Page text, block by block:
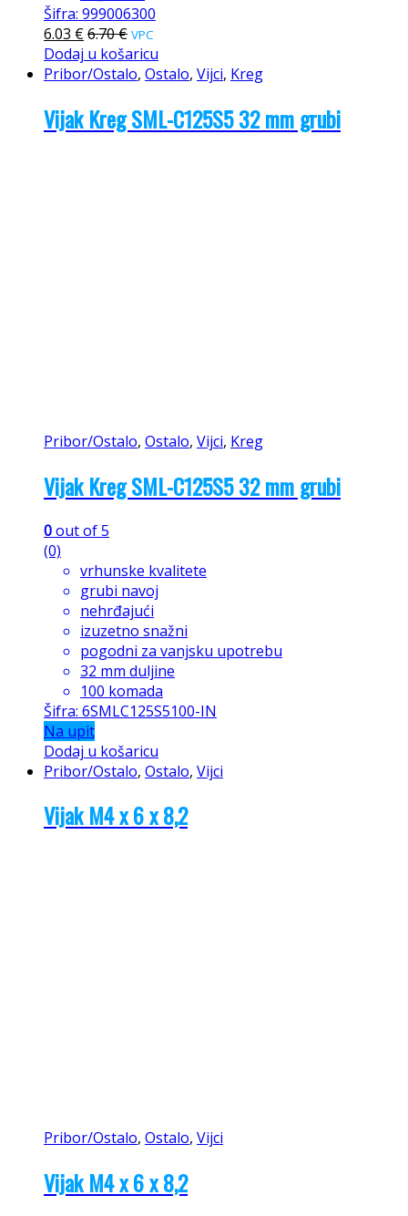
Šifra: 999006300
6.03 €6.70€ VPC
Dodaj u košaricu
Pribor/Ostalo, Ostalo, Vijci, Kreg
Vijak Kreg SML-C125S5 32 mm grubi
Pribor/Ostalo, Ostalo, Vijci, Kreg
Vijak Kreg SML-C125S5 32 mm grubi
0out of 5
(0)
vrhunske kvalitete
grubi navoj
nehrđajući
izuzetno snažni
pogodni za vanjsku upotrebu
32 mm duljine
100 komada
Šifra: 6SMLC125S5100-IN
Na upit
Dodaj u košaricu
Pribor/Ostalo, Ostalo, Vijci
Vijak M4 x 6 x 8,2
Pribor/Ostalo, Ostalo, Vijci
Vijak M4 x 6 x 8,2